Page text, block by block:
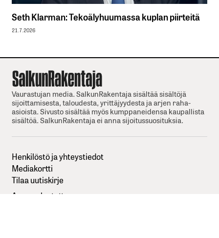
Seth Klarman: Tekoälyhuumassa kuplan piirteitä
21.7.2026
Vaurastujan media. SalkunRakentaja sisältää sisältöjä
sijoittamisesta, taloudesta, yrittäjyydesta ja arjen raha-
asioista. Sivusto sisältää myös kumppaneidensa kaupallista
sisältöä. SalkunRakentaja ei anna sijoitussuosituksia.
Henkilöstö ja yhteystiedot
Mediakortti
Tilaa uutiskirje
Anna palautetta